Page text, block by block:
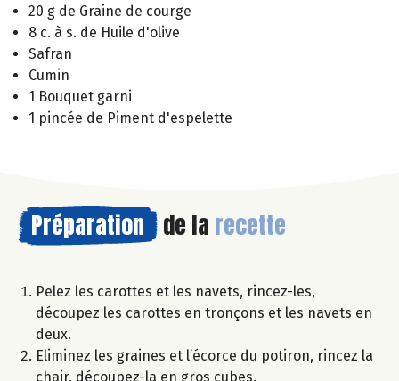
20 g de Graine de courge
8 c. à s. de Huile d'olive
Safran
Cumin
1 Bouquet garni
1 pincée de Piment d'espelette
Préparation de la recette
Pelez les carottes et les navets, rincez-les,
découpez les carottes en tronçons et les navets en
deux.
Eliminez les graines et l’écorce du potiron, rincez la
chair, découpez-la en gros cubes.